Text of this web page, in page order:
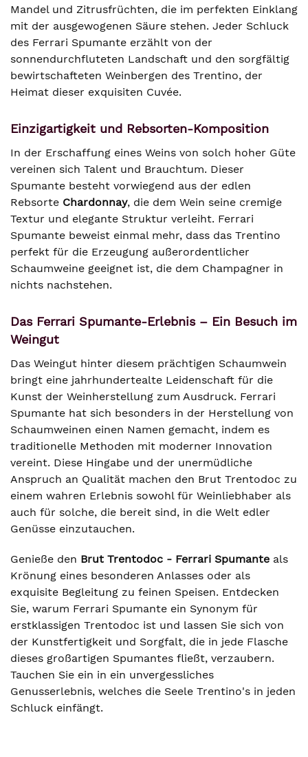
Mandel und Zitrusfrüchten, die im perfekten Einklang
mit der ausgewogenen Säure stehen. Jeder Schluck
des Ferrari Spumante erzählt von der
sonnendurchfluteten Landschaft und den sorgfältig
bewirtschafteten Weinbergen des Trentino, der
Heimat dieser exquisiten Cuvée.
Einzigartigkeit und Rebsorten-Komposition
In der Erschaffung eines Weins von solch hoher Güte
vereinen sich Talent und Brauchtum. Dieser
Spumante besteht vorwiegend aus der edlen
Rebsorte Chardonnay, die dem Wein seine cremige
Textur und elegante Struktur verleiht. Ferrari
Spumante beweist einmal mehr, dass das Trentino
perfekt für die Erzeugung außerordentlicher
Schaumweine geeignet ist, die dem Champagner in
nichts nachstehen.
Das Ferrari Spumante-Erlebnis – Ein Besuch im
Weingut
Das Weingut hinter diesem prächtigen Schaumwein
bringt eine jahrhundertealte Leidenschaft für die
Kunst der Weinherstellung zum Ausdruck. Ferrari
Spumante hat sich besonders in der Herstellung von
Schaumweinen einen Namen gemacht, indem es
traditionelle Methoden mit moderner Innovation
vereint. Diese Hingabe und der unermüdliche
Anspruch an Qualität machen den Brut Trentodoc zu
einem wahren Erlebnis sowohl für Weinliebhaber als
auch für solche, die bereit sind, in die Welt edler
Genüsse einzutauchen.
Genieße den Brut Trentodoc - Ferrari Spumante als
Krönung eines besonderen Anlasses oder als
exquisite Begleitung zu feinen Speisen. Entdecken
Sie, warum Ferrari Spumante ein Synonym für
erstklassigen Trentodoc ist und lassen Sie sich von
der Kunstfertigkeit und Sorgfalt, die in jede Flasche
dieses großartigen Spumantes fließt, verzaubern.
Tauchen Sie ein in ein unvergessliches
Genusserlebnis, welches die Seele Trentino's in jeden
Schluck einfängt.